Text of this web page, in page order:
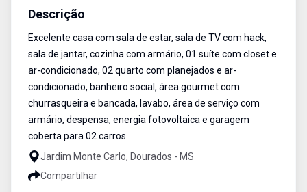
Descrição
Excelente casa com sala de estar, sala de TV com hack,
sala de jantar, cozinha com armário, 01 suíte com closet e
ar-condicionado, 02 quarto com planejados e ar-
condicionado, banheiro social, área gourmet com
churrasqueira e bancada, lavabo, área de serviço com
armário, despensa, energia fotovoltaica e garagem
coberta para 02 carros.
Jardim Monte Carlo, Dourados - MS
Compartilhar